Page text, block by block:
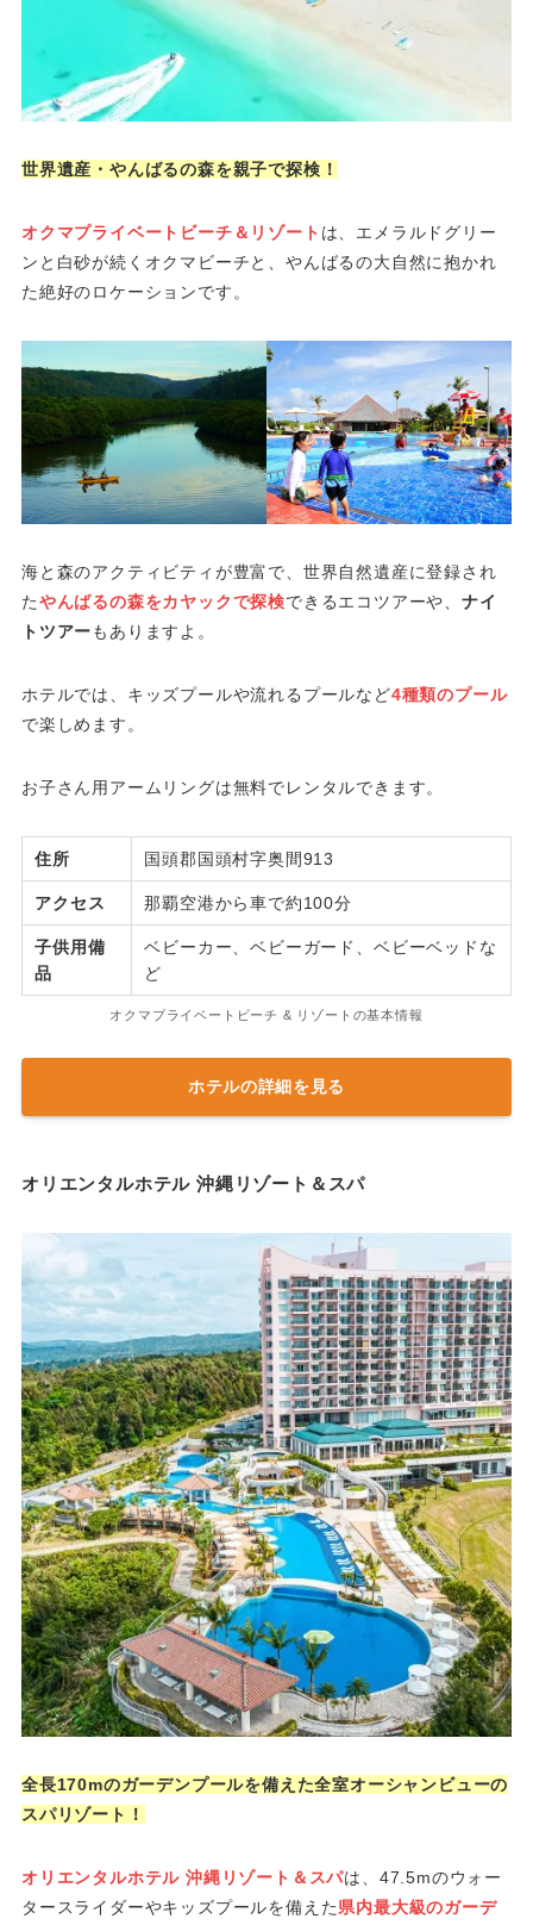
世界遺産・やんばるの森を親子で探検！
オクマプライベートビーチ＆リゾート は、エメラルドグリー
ンと白砂が続くオクマビーチと、やんばるの大自然に抱かれ
た絶好のロケーションです。
海と森のアクティビティが豊富で、世界自然遺産に登録され
たやんばるの森をカヤックで探検できるエコツアーや、ナイ
トツアーもありますよ。
ホテルでは、キッズプールや流れるプールなど4種類のプール
で楽しめます。
お子さん用アームリングは無料でレンタルできます。
住所 国頭郡国頭村字奥間913
アクセス 那覇空港から車で約100分
子供用備
品
ベビーカー、ベビーガード、ベビーベッドな
ど
オクマプライベートビーチ & リゾートの基本情報
ホテルの詳細を見る
オリエンタルホテル 沖縄リゾート＆スパ
全長170mのガーデンプールを備えた全室オーシャンビューの
スパリゾート！
オリエンタルホテル 沖縄リゾート＆スパは、47.5mのウォー
タースライダーやキッズプールを備えた県内最大級のガーデ